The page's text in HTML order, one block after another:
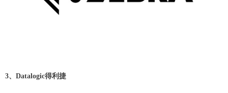
3、Datalogic得利捷